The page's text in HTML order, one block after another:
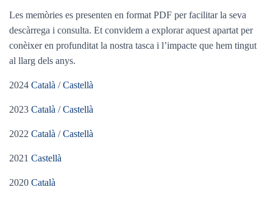
Les memòries es presenten en format PDF per facilitar la seva
descàrrega i consulta. Et convidem a explorar aquest apartat per
conèixer en profunditat la nostra tasca i l’impacte que hem tingut
al llarg dels anys.
2024 Català /Castellà
2023 Català /Castellà
2022 Català /Castellà
2021 Castellà
2020 Català